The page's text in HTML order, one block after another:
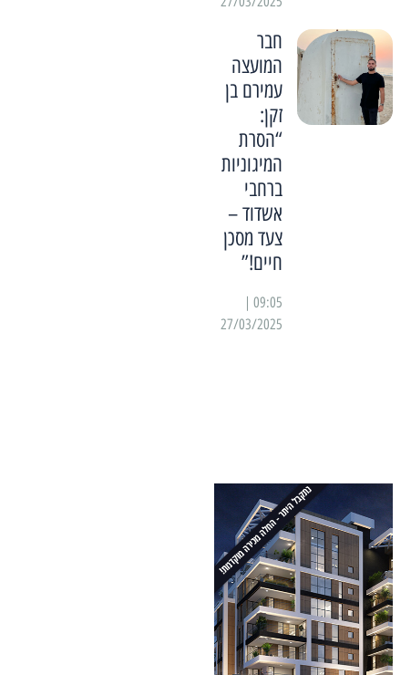
חבר
המועצה
עמירם בן
זקן:
“הסרת
המיגוניות
ברחבי
אשדוד –
צעד מסכן
חיים!”
27/03/2025